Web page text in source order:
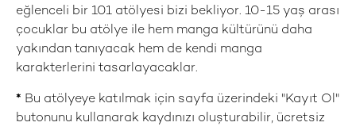
eğlenceli bir 101 atölyesi bizi bekliyor. 10-15 yaş arası
çocuklar bu atölye ile hem manga kültürünü daha
yakından tanıyacak hem de kendi manga
karakterlerini tasarlayacaklar.
* Bu atölyeye katılmak için sayfa üzerindeki "Kayıt Ol"
butonunu kullanarak kaydınızı oluşturabilir, ücretsiz